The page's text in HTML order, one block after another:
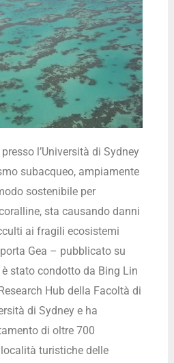
l’Università di Sydney
subacqueo, ampiamente
sostenibile per
sta causando danni
ai fragili ecosistemi
Gea – pubblicato su
è stato condotto da Bing Lin
Hub della Facoltà di
di Sydney e ha
di oltre 700
turistiche delle